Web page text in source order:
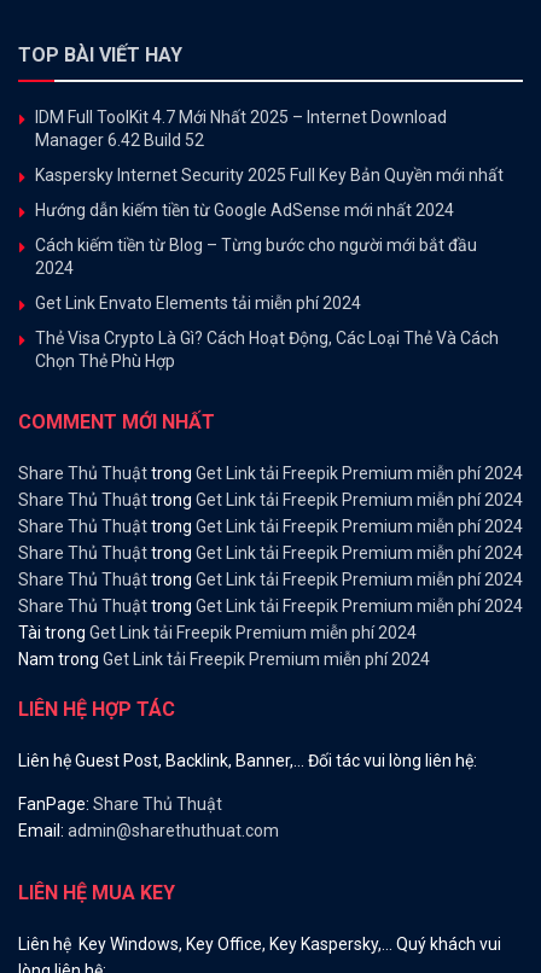
TOP BÀI VIẾT HAY
IDM Full ToolKit 4.7 Mới Nhất 2025 – Internet Download
Manager 6.42 Build 52
Kaspersky Internet Security 2025 Full Key Bản Quyền mới nhất
Hướng dẫn kiếm tiền từ Google AdSense mới nhất 2024
Cách kiếm tiền từ Blog – Từng bước cho người mới bắt đầu
2024
Get Link Envato Elements tải miễn phí 2024
Thẻ Visa Crypto Là Gì? Cách Hoạt Động, Các Loại Thẻ Và Cách
Chọn Thẻ Phù Hợp
COMMENT MỚI NHẤT
Share Thủ Thuậttrong Get Link tải Freepik Premium miễn phí 2024
Share Thủ Thuậttrong Get Link tải Freepik Premium miễn phí 2024
Share Thủ Thuậttrong Get Link tải Freepik Premium miễn phí 2024
Share Thủ Thuậttrong Get Link tải Freepik Premium miễn phí 2024
Share Thủ Thuậttrong Get Link tải Freepik Premium miễn phí 2024
Share Thủ Thuậttrong Get Link tải Freepik Premium miễn phí 2024
Tài trong Get Link tải Freepik Premium miễn phí 2024
Nam trong Get Link tải Freepik Premium miễn phí 2024
LIÊN HỆ HỢP TÁC
Liên hệ Guest Post, Backlink, Banner,… Đối tác vui lòng liên hệ:
FanPage: Share Thủ Thuật
Email: admin@sharethuthuat.com
LIÊN HỆ MUA KEY
Liên hệ Key Windows, Key Office, Key Kaspersky,… Quý khách vui